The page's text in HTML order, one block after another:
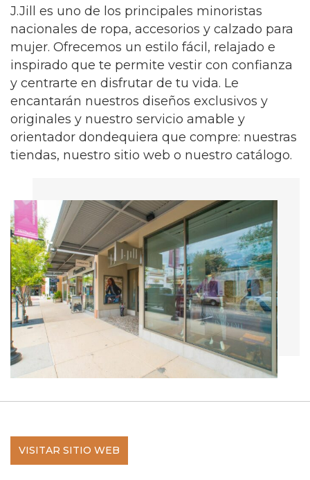
J.Jill es uno de los principales minoristas
nacionales de ropa, accesorios y calzado para
mujer. Ofrecemos un estilo fácil, relajado e
inspirado que te permite vestir con confianza
y centrarte en disfrutar de tu vida. Le
encantarán nuestros diseños exclusivos y
originales y nuestro servicio amable y
orientador dondequiera que compre: nuestras
tiendas, nuestro sitio web o nuestro catálogo.
VISITAR SITIO WEB